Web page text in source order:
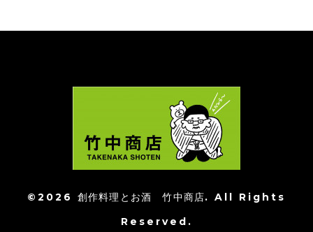
©2026 創作料理とお酒 竹中商店. All Rights
Reserved.